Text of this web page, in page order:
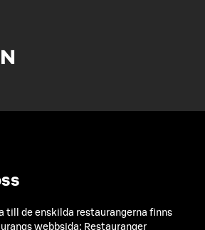
till de enskilda restaurangerna finns
webbsida: Restauranger